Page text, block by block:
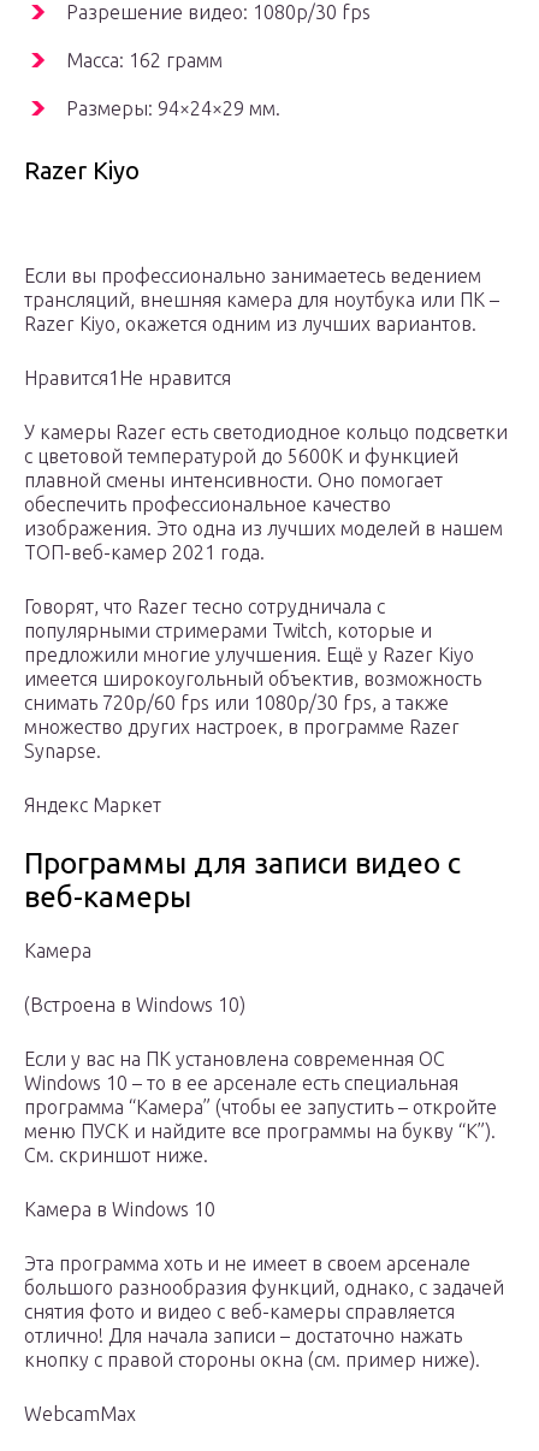
Разрешение видео: 1080p/30 fps
Масса: 162 грамм
Размеры: 94×24×29 мм.
Razer Kiyo
Если вы профессионально занимаетесь ведением
трансляций, внешняя камера для ноутбука или ПК –
Razer Kiyo, окажется одним из лучших вариантов.
Нравится1Не нравится
У камеры Razer есть светодиодное кольцо подсветки
с цветовой температурой до 5600K и функцией
плавной смены интенсивности. Оно помогает
обеспечить профессиональное качество
изображения. Это одна из лучших моделей в нашем
ТОП-веб-камер 2021 года.
Говорят, что Razer тесно сотрудничала с
популярными стримерами Twitch, которые и
предложили многие улучшения. Ещё у Razer Kiyo
имеется широкоугольный объектив, возможность
снимать 720p/60 fps или 1080p/30 fps, а также
множество других настроек, в программе Razer
Synapse.
Яндекс Маркет
Программы для записи видео с
веб-камеры
Камера
(Встроена в Windows 10)
Если у вас на ПК установлена современная ОС
Windows 10 – то в ее арсенале есть специальная
программа “Камера” (чтобы ее запустить – откройте
меню ПУСК и найдите все программы на букву “К”).
См. скриншот ниже.
Камера в Windows 10
Эта программа хоть и не имеет в своем арсенале
большого разнообразия функций, однако, с задачей
снятия фото и видео с веб-камеры справляется
отлично! Для начала записи – достаточно нажать
кнопку с правой стороны окна (см. пример ниже).
WebcamMax